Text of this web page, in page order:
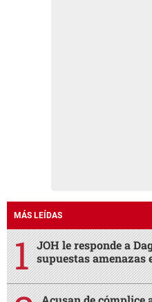
MÁS LEÍDAS
JOH le responde a
supuestas amenazas